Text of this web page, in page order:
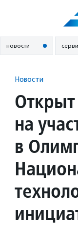
новости
Новости
на
в